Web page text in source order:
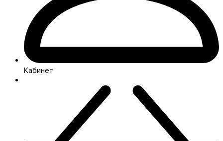
Кабинет